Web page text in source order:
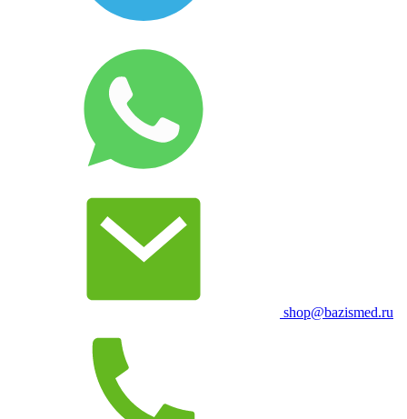
shop@bazismed.ru